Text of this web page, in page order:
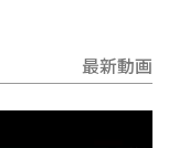
最新動画